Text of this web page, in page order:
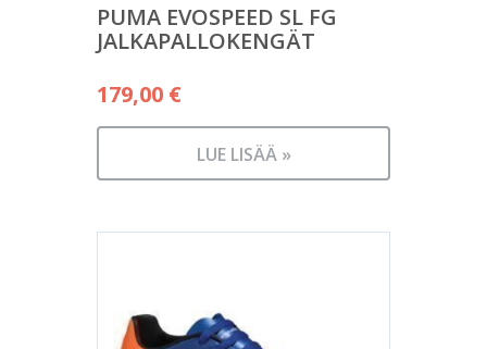
PUMA EVOSPEED SL FG
JALKAPALLOKENGÄT
179,00 €
LUE LISÄÄ »